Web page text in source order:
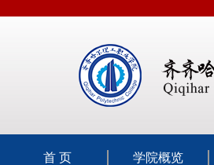
首 页 学院概览